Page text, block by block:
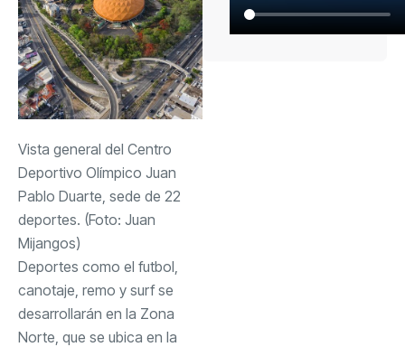
Vista general del Centro
Deportivo Olímpico Juan
Pablo Duarte, sede de 22
deportes. (Foto: Juan
Mijangos)
Deportes como el futbol,
canotaje, remo y surf se
desarrollarán en la Zona
Norte, que se ubica en la